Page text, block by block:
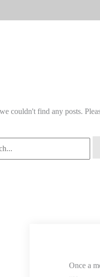
couldn't find any posts.
Once a